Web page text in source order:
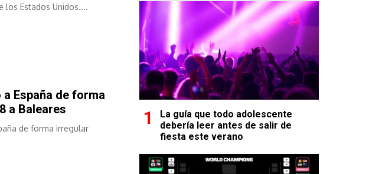
los Estados Unidos....
España de forma
a Baleares
de forma irregular
La guía que todo adolescente
debería leer antes de salir de
fiesta este verano